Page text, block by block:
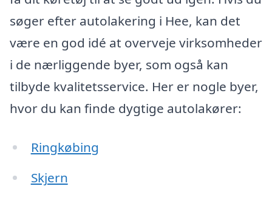
søger efter autolakering i Hee, kan det
være en god idé at overveje virksomheder
i de nærliggende byer, som også kan
tilbyde kvalitetsservice. Her er nogle byer,
hvor du kan finde dygtige autolakører:
Ringkøbing
Skjern